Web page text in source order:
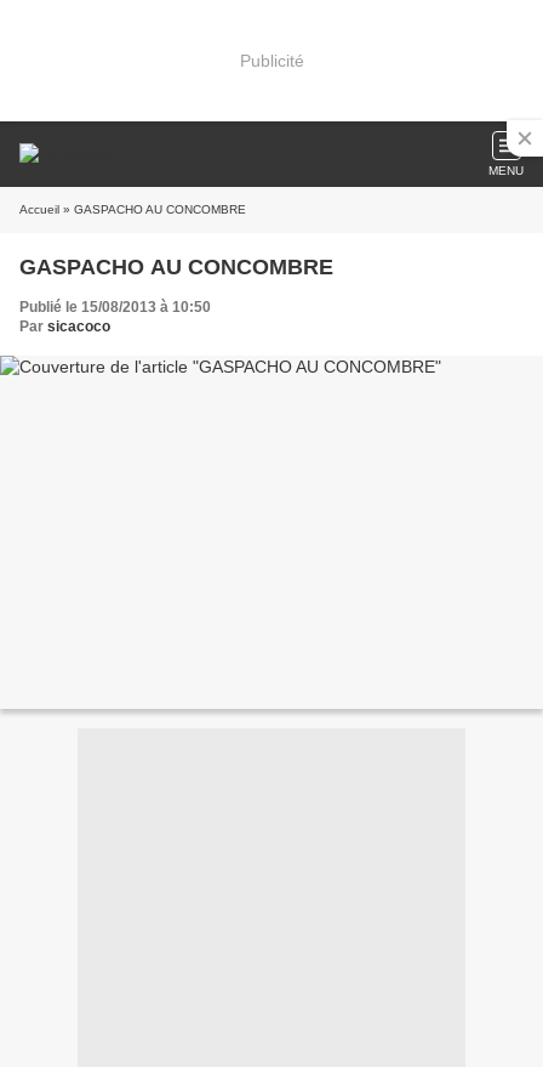
Publicité
MENU
Accueil » GASPACHO AU CONCOMBRE
GASPACHO AU CONCOMBRE
Publié le 15/08/2013 à 10:50
Par sicacoco